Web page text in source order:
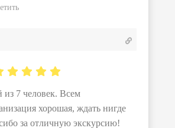
7 человек. Всем
хорошая, ждать нигде
за отличную экскурсию!